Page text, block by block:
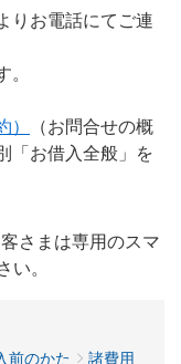
りお電話にてご連
。
）
（お問合せの概
「お借入全般」を
さまは専用のスマ
い。
前のかた 諸費用